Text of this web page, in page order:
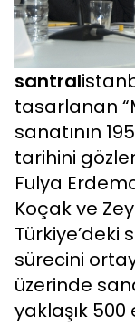
santral
tasarlanan
sanatının
tarihini
Fulya
Koçak ve
sürecini
üzerinde
yaklaşık